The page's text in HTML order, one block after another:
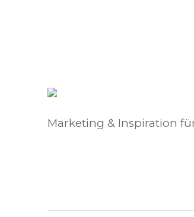
Marketing & Inspiration